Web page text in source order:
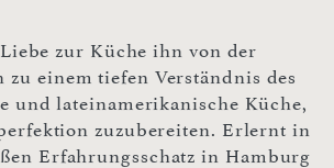
zur Küche ihn von der
einem tiefen Verständnis des
und lateinamerikanische Küche,
zuzubereiten. Erlernt in
Erfahrungsschatz in Hamburg